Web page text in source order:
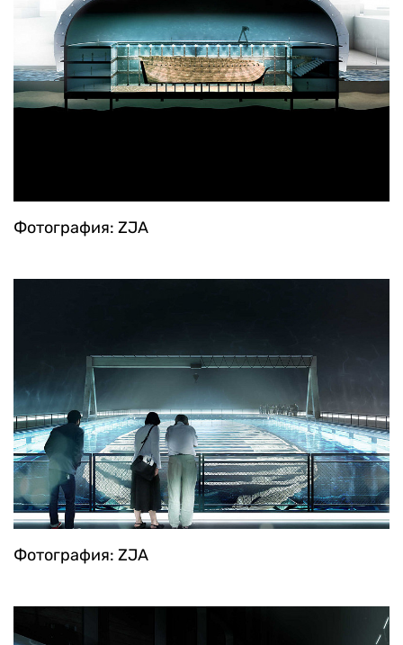
Фотография: ZJA
Фотография: ZJA